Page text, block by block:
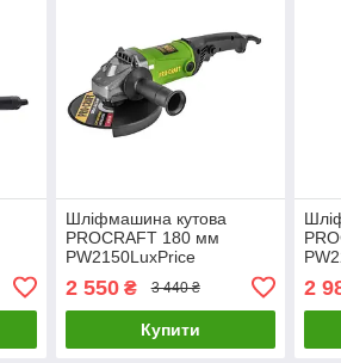
Шліфмашина кутова
PROCRAFT 180 мм
PW2150LuxPrice
2 550₴ 3 440 ₴
Купити
2